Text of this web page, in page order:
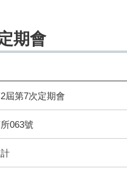
期會
屆第7次定期會
063號